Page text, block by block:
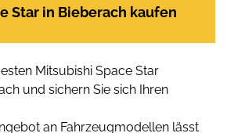
Star in Bieberach kaufen
Mitsubishi Space Star
und sichern Sie sich Ihren
an Fahrzeugmodellen lässt